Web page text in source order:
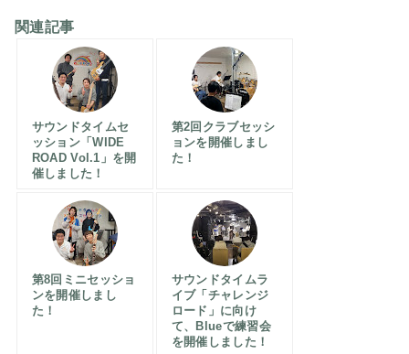
関連記事
サウンドタイムセ
ッション「WIDE
ROAD Vol.1」を開
催しました！
第2回クラブセッシ
ョンを開催しまし
た！
第8回ミニセッショ
ンを開催しまし
た！
サウンドタイムラ
イブ「チャレンジ
ロード」に向け
て、Blueで練習会
を開催しました！